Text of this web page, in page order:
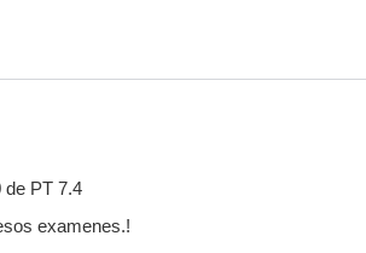
de PT 7.4
examenes.!